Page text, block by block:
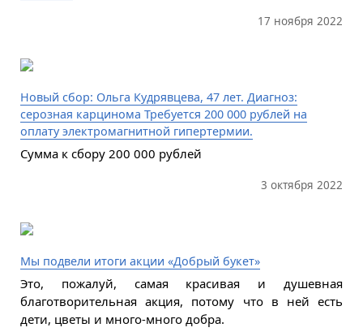
17 ноября 2022
Новый сбор: Ольга Кудрявцева, 47 лет. Диагноз:
серозная карцинома Требуется 200 000 рублей на
оплату электромагнитной гипертермии.
Сумма к сбору 200 000 рублей
3 октября 2022
Мы подвели итоги акции «Добрый букет»
Это, пожалуй, самая красивая и душевная
благотворительная акция, потому что в ней есть
дети, цветы и много-много добра.